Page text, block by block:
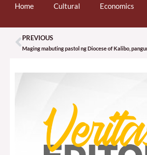
Home Cultural Economics
Prev
PREVIOUS
Maging mabuting pastol ng Diocese of Kalibo,